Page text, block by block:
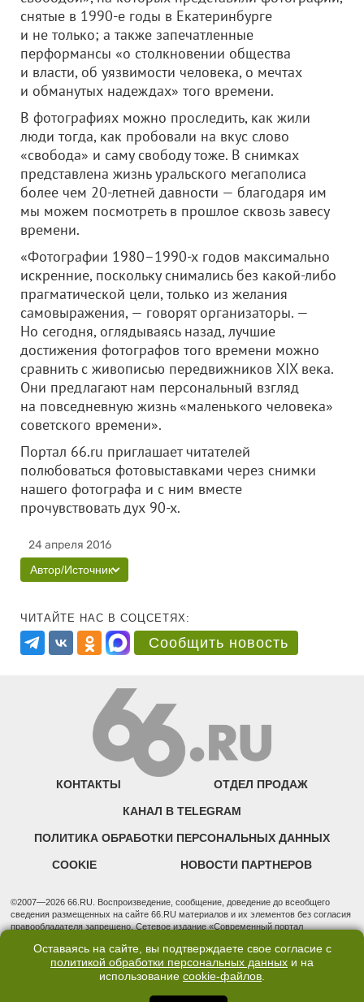
снятые в 1990-е годы в Екатеринбурге
и не только; а также запечатленные
перформансы «о столкновении общества
и власти, об уязвимости человека, о мечтах
и обманутых надеждах» того времени.
В фотографиях можно проследить, как жили
люди тогда, как пробовали на вкус слово
«свобода» и саму свободу тоже. В снимках
представлена жизнь уральского мегаполиса
более чем 20-летней давности — благодаря им
мы можем посмотреть в прошлое сквозь завесу
времени.
«Фотографии 1980–1990-х годов максимально
искренние, поскольку снимались без какой-либо
прагматической цели, только из желания
самовыражения, — говорят организаторы. —
Но сегодня, оглядываясь назад, лучшие
достижения фотографов того времени можно
сравнить с живописью передвижников XIX века.
Они предлагают нам персональный взгляд
на повседневную жизнь «маленького человека»
советского времени».
Портал 66.ru приглашает читателей
полюбоваться фотовыставками через снимки
нашего фотографа и с ним вместе
прочувствовать дух 90-х.
24 апреля 2016
Автор/Источник
ЧИТАЙТЕ НАС В СОЦСЕТЯХ:
Сообщить новость
КОНТАКТЫ ОТДЕЛ ПРОДАЖ
КАНАЛ В TELEGRAM
ПОЛИТИКА ОБРАБОТКИ ПЕРСОНАЛЬНЫХ ДАННЫХ
COOKIE НОВОСТИ ПАРТНЕРОВ
©2007—2026 66.RU. Воспроизведение, сообщение, доведение до всеобщего
сведения размещенных на сайте 66.RU материалов и их элементов без согласия
правообладателя запрещено. Сетевое издание «Современный портал
надзору в сфере связи, информационных технологий и массовых коммуникаций
(Роскомнадзор). Регистрационный номер ЭЛ № ФС 77 - 76634 от 02.09.2019
Учредитель: Общество с ограниченной ответственностью "66.ру". Юридический
3, оф. 7015 Фактический адрес редакции и отдела продаж: 620014, Свердловская
Оставаясь на сайте, вы подтверждаете свое согласие с
политикой обработки персональных данных и на
использование cookie-файлов.